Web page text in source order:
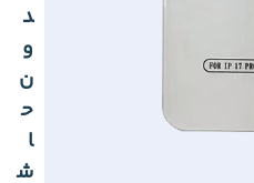
د
و
ن
ح
ا
ش